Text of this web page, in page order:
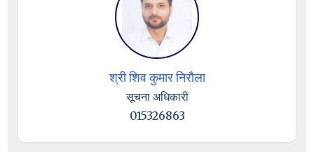
श्री शिव कुमार निरौला
सूचना अधिकारी
015326863